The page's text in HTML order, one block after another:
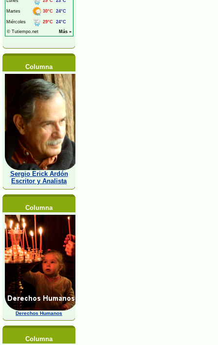
Columna
Sergio Erick Ardón
Escritor y Analista
Columna
Derechos Humanos
Columna